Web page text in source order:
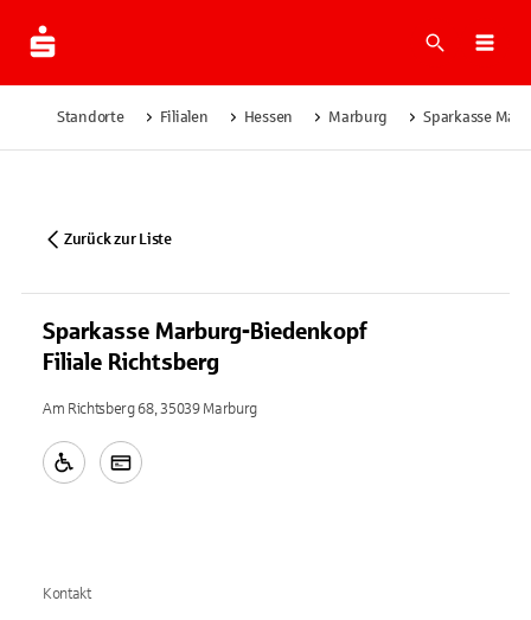
Suche
Standorte Filialen Hessen Marburg Sparkasse
Zurück zur Liste
Sparkasse Marburg-Biedenkopf
Filiale Richtsberg
Am Richtsberg 68, 35039 Marburg
Kontakt